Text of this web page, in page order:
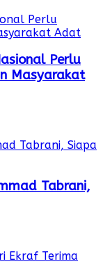
Perlu
Masyarakat
Tabrani,